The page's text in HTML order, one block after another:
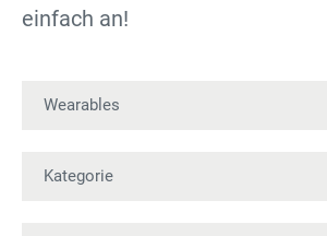
einfach an!